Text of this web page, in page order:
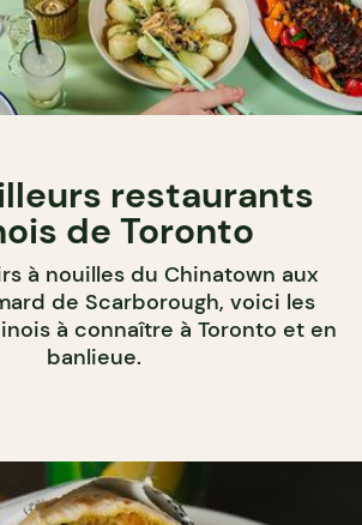
restaurants
de Toronto
à nouilles du Chinatown aux
de Scarborough, voici les
à connaître à Toronto et en
banlieue.